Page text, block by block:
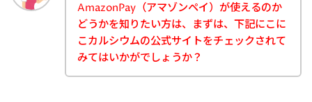
AmazonPay（アマゾンペイ）が使えるのか
どうかを知りたい方は、まずは、下記にこに
こカルシウムの公式サイトをチェックされて
みてはいかがでしょうか？